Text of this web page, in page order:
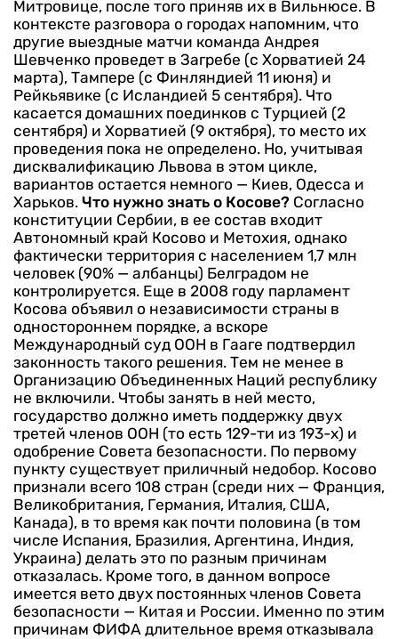
Митровице, после того приняв их в Вильнюсе. В
контексте разговора о городах напомним, что
другие выездные матчи команда Андрея
Шевченко проведет в Загребе (с Хорватией 24
марта), Тампере (с Финляндией 11 июня) и
Рейкьявике (с Исландией 5 сентября). Что
касается домашних поединков с Турцией (2
сентября) и Хорватией (9 октября), то место их
проведения пока не определено. Но, учитывая
дисквалификацию Львова в этом цикле,
вариантов остается немного — Киев, Одесса и
Харьков. Что нужно знать о Косове? Согласно
конституции Сербии, в ее состав входит
Автономный край Косово и Метохия, однако
фактически территория с населением 1,7 млн
человек (90% — албанцы) Белградом не
контролируется. Еще в 2008 году парламент
Косова объявил о независимости страны в
одностороннем порядке, а вскоре
Международный суд ООН в Гааге подтвердил
законность такого решения. Тем не менее в
Организацию Объединенных Наций республику
не включили. Чтобы занять в ней место,
государство должно иметь поддержку двух
третей членов ООН (то есть 129-ти из 193-х) и
одобрение Совета безопасности. По первому
пункту существует приличный недобор. Косово
признали всего 108 стран (среди них — Франция,
Великобритания, Германия, Италия, США,
Канада), в то время как почти половина (в том
числе Испания, Бразилия, Аргентина, Индия,
Украина) делать это по разным причинам
отказалась. Кроме того, в данном вопросе
имеется вето двух постоянных членов Совета
безопасности — Китая и России. Именно по этим
причинам ФИФА длительное время отказывала